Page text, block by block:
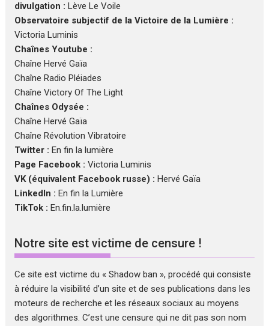
divulgation : Lève Le Voile
Observatoire subjectif de la Victoire de la Lumière :
Victoria Luminis
Chaînes Youtube :
Chaîne Hervé Gaïa
Chaîne Radio Pléiades
Chaîne Victory Of The Light
Chaînes Odysée :
Chaîne Hervé Gaïa
Chaîne Révolution Vibratoire
Twitter : En fin la lumière
Page Facebook : Victoria Luminis
VK (équivalent Facebook russe) : Hervé Gaïa
LinkedIn : En fin la Lumière
TikTok : En.fin.la.lumière
Notre site est victime de censure !
Ce site est victime du « Shadow ban », procédé qui consiste
à réduire la visibilité d’un site et de ses publications dans les
moteurs de recherche et les réseaux sociaux au moyens
des algorithmes. C’est une censure qui ne dit pas son nom